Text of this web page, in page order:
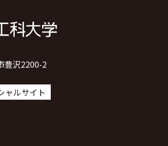
豊沢2200-2
ャルサイト